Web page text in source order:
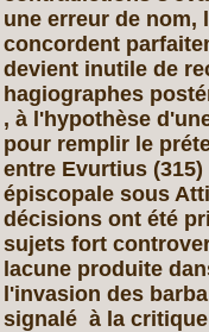
une erreur de nom,
concordent
devient inutile de
hagiographes
, à l'hypothèse
pour remplir le
entre Evurtius
épiscopale sous
décisions ont été
sujets fort
lacune produite
l'invasion des
signalé à la